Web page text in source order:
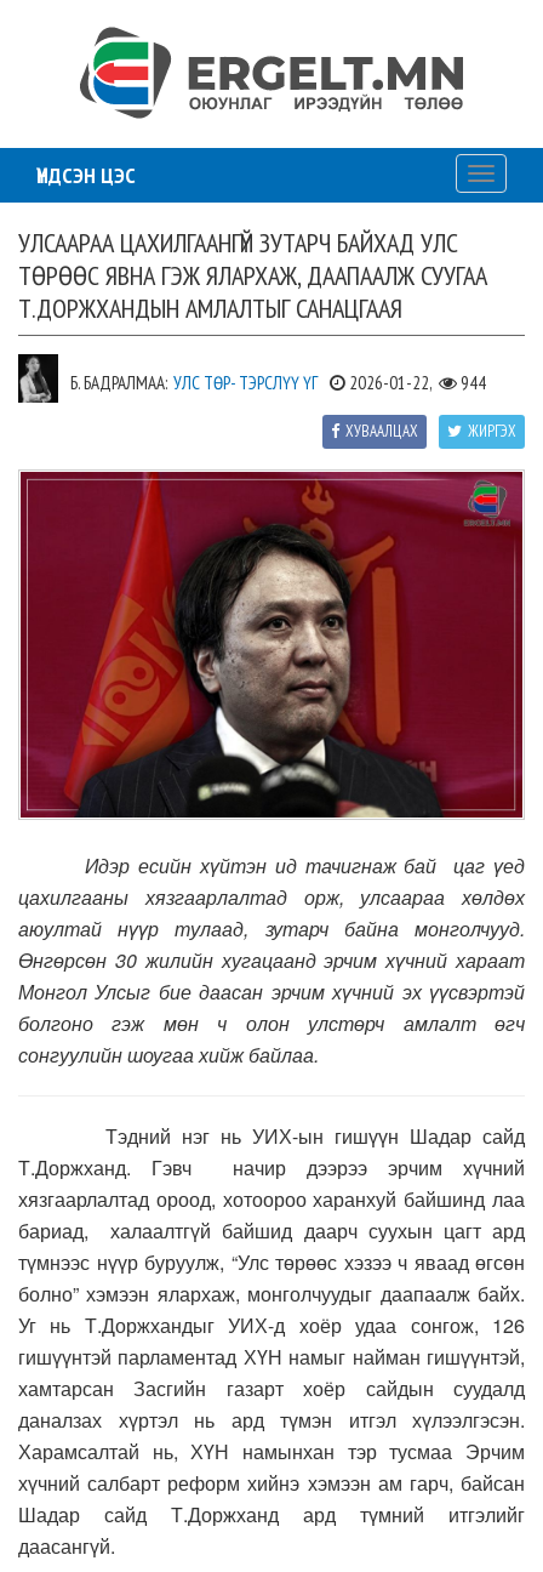
ҮНДСЭН ЦЭС
Toggle
УЛСААРАА ЦАХИЛГААНГҮЙ ЗУТАРЧ БАЙХАД УЛС
ТӨРӨӨС ЯВНА ГЭЖ ЯЛАРХАЖ, ДААПААЛЖ СУУГАА
Т.ДОРЖХАНДЫН АМЛАЛТЫГ САНАЦГААЯ
Б. БАДРАЛМАА: УЛС ТӨР- ТЭРСЛҮҮ ҮГ 2026-01-22, 944
ЖИРГЭХ
ХУВААЛЦАХ
Идэр есийн хүйтэн ид тачигнаж бай цаг үед
цахилгааны хязгаарлалтад орж, улсаараа хөлдөх
аюултай нүүр тулаад, зутарч байна монголчууд.
Өнгөрсөн 30 жилийн хугацаанд эрчим хүчний хараат
Монгол Улсыг бие даасан эрчим хүчний эх үүсвэртэй
болгоно гэж мөн ч олон улстөрч амлалт өгч
сонгуулийн шоугаа хийж байлаа.
Тэдний нэг нь УИХ-ын гишүүн Шадар сайд
Т.Доржханд. Гэвч начир дээрээ эрчим хүчний
хязгаарлалтад ороод, хотоороо харанхуй байшинд лаа
бариад, халаалтгүй байшид даарч суухын цагт ард
түмнээс нүүр буруулж, “Улс төрөөс хэзээ ч яваад өгсөн
болно” хэмээн ялархаж, монголчуудыг даапаалж байх.
Уг нь Т.Доржхандыг УИХ-д хоёр удаа сонгож, 126
гишүүнтэй парламентад ХҮН намыг найман гишүүнтэй,
хамтарсан Засгийн газарт хоёр сайдын суудалд
даналзах хүртэл нь ард түмэн итгэл хүлээлгэсэн.
Харамсалтай нь, ХҮН намынхан тэр тусмаа Эрчим
хүчний салбарт реформ хийнэ хэмээн ам гарч, байсан
Шадар сайд Т.Доржханд ард түмний итгэлийг
даасангүй.